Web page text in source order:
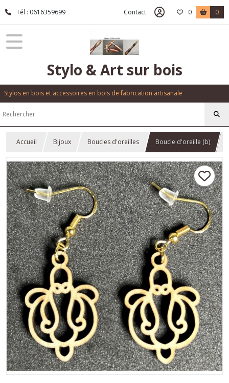
Tél : 0616359699 Contact 0 0
Stylo & Art sur bois
Stylos en bois et accessoires en bois de fabrication artisanale
Accueil Bijoux Boucles d'oreilles Boucle d'oreille (b)